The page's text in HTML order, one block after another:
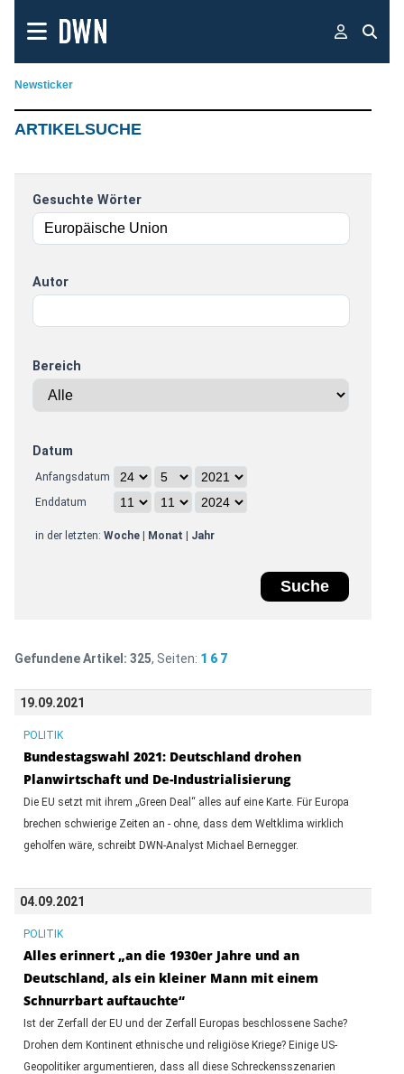
Newsticker
ARTIKELSUCHE
Gesuchte Wörter
Autor
Bereich
Datum
Anfangsdatum
Enddatum
in der letzten: Woche| Monat Jahr
Gefundene Artikel: 325, Seiten: 1 6 7
19.09.2021
POLITIK
Bundestagswahl 2021: Deutschland drohen
Planwirtschaft und De-Industrialisierung
Die EU setzt mit ihrem „Green Deal“ alles auf eine Karte. Für Europa
brechen schwierige Zeiten an - ohne, dass dem Weltklima wirklich
geholfen wäre, schreibt DWN-Analyst Michael Bernegger.
04.09.2021
POLITIK
Alles erinnert „an die 1930er Jahre und an
Deutschland, als ein kleiner Mann mit einem
Schnurrbart auftauchte“
Ist der Zerfall der EU und der Zerfall Europas beschlossene Sache?
Drohen dem Kontinent ethnische und religiöse Kriege? Einige US-
Geopolitiker argumentieren, dass all diese Schreckensszenarien